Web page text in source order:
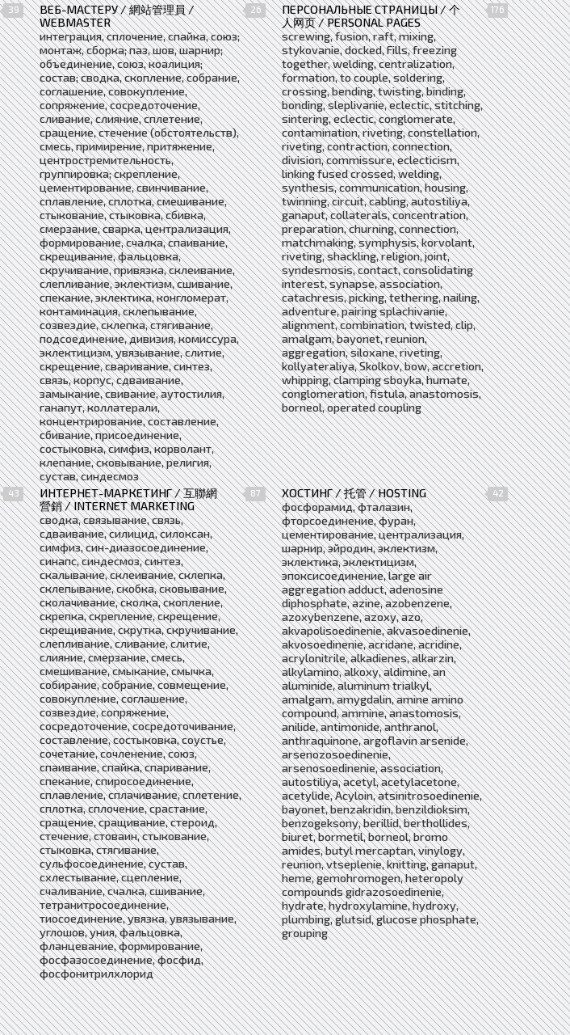
39
ВЕБ-МАСТЕРУ / 網站管理員 /
WEBMASTER
26
интеграция, сплочение, спайка, союз;
монтаж, сборка; паз, шов, шарнир;
объединение, союз, коалиция;
состав; сводка, скопление, собрание,
соглашение, совокупление,
сопряжение, сосредоточение,
сливание, слияние, сплетение,
сращение, стечение (обстоятельств),
смесь, примирение, притяжение,
центростремительность,
группировка; скрепление,
цементирование, свинчивание,
сплавление, сплотка, смешивание,
стыкование, стыковка, сбивка,
смерзание, сварка, централизация,
формирование, счалка, спаивание,
скрещивание, фальцовка,
скручивание, привязка, склеивание,
слепливание, эклектизм, сшивание,
спекание, эклектика, конгломерат,
контаминация, склепывание,
созвездие, склепка, стягивание,
подсоединение, дивизия, комиссура,
эклектицизм, увязывание, слитие,
скрещение, сваривание, синтез,
связь, корпус, сдваивание,
замыкание, свивание, аутостилия,
ганапут, коллатерали,
концентрирование, составление,
сбивание, присоединение,
состыковка, симфиз, корволант,
клепание, сковывание, религия,
сустав, синдесмоз
ПЕРСОНАЛЬНЫЕ СТРАНИЦЫ / 个
人网页 / PERSONAL PAGES
176
screwing, fusion, raft, mixing,
stykovanie, docked, Fills, freezing
together, welding, centralization,
formation, to couple, soldering,
crossing, bending, twisting, binding,
bonding, sleplivanie, eclectic, stitching,
sintering, eclectic, conglomerate,
contamination, riveting, constellation,
riveting, contraction, connection,
division, commissure, eclecticism,
linking fused crossed, welding,
synthesis, communication, housing,
twinning, circuit, cabling, autostiliya,
ganaput, collaterals, concentration,
preparation, churning, connection,
matchmaking, symphysis, korvolant,
riveting, shackling, religion, joint,
syndesmosis, contact, consolidating
interest, synapse, association,
catachresis, picking, tethering, nailing,
adventure, pairing splachivanie,
alignment, combination, twisted, clip,
amalgam, bayonet, reunion,
aggregation, siloxane, riveting,
kollyateraliya, Skolkov, bow, accretion,
whipping, clamping sboyka, humate,
conglomeration, fistula, anastomosis,
borneol, operated coupling
43
ИНТЕРНЕТ-МАРКЕТИНГ / 互聯網
營銷 / INTERNET MARKETING
87
сводка, связывание, связь,
сдваивание, силицид, силоксан,
симфиз, син-диазосоединение,
синапс, синдесмоз, синтез,
скалывание, склеивание, склепка,
склепывание, скобка, сковывание,
сколачивание, сколка, скопление,
скрепка, скрепление, скрещение,
скрещивание, скрутка, скручивание,
слепливание, сливание, слитие,
слияние, смерзание, смесь,
смешивание, смыкание, смычка,
собирание, собрание, совмещение,
совокупление, соглашение,
созвездие, сопряжение,
сосредоточение, сосредоточивание,
составление, состыковка, соустье,
сочетание, сочленение, союз,
спаивание, спайка, спаривание,
спекание, спиросоединение,
сплавление, сплачивание, сплетение,
сплотка, сплочение, срастание,
сращение, сращивание, стероид,
стечение, стоваин, стыкование,
стыковка, стягивание,
сульфосоединение, сустав,
схлестывание, сцепление,
счаливание, счалка, сшивание,
тетранитросоединение,
тиосоединение, увязка, увязывание,
углошов, уния, фальцовка,
фланцевание, формирование,
фосфазосоединение, фосфид,
фосфонитрилхлорид
ХОСТИНГ / 托管 / HOSTING 42
фосфорамид, фталазин,
фторсоединение, фуран,
цементирование, централизация,
шарнир, эйродин, эклектизм,
эклектика, эклектицизм,
эпоксисоединение, large air
aggregation adduct, adenosine
diphosphate, azine, azobenzene,
azoxybenzene, azoxy, azo,
akvapolisoedinenie, akvasoedinenie,
akvosoedinenie, acridane, acridine,
acrylonitrile, alkadienes, alkarzin,
alkylamino, alkoxy, aldimine, an
aluminide, aluminum trialkyl,
amalgam, amygdalin, amine amino
compound, ammine, anastomosis,
anilide, antimonide, anthranol,
anthraquinone, argoflavin arsenide,
arsenozosoedinenie,
arsenosoedinenie, association,
autostiliya, acetyl, acetylacetone,
acetylide, Acyloin, atsinitrosoedinenie,
bayonet, benzakridin, benzildioksim,
benzogeksony, berillid, berthollides,
biuret, bormetil, borneol, bromo
amides, butyl mercaptan, vinylogy,
reunion, vtseplenie, knitting, ganaput,
heme, gemohromogen, heteropoly
compounds gidrazosoedinenie,
hydrate, hydroxylamine, hydroxy,
plumbing, glutsid, glucose phosphate,
grouping